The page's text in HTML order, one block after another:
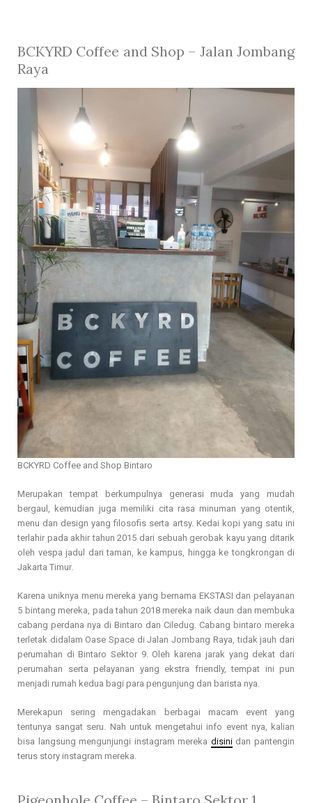
BCKYRD Coffee and Shop – Jalan Jombang
Raya
BCKYRD Coffee and Shop Bintaro
Merupakan tempat berkumpulnya generasi muda yang mudah
bergaul, kemudian juga memiliki cita rasa minuman yang otentik,
menu dan design yang filosofis serta artsy. Kedai kopi yang satu ini
terlahir pada akhir tahun 2015 dari sebuah gerobak kayu yang ditarik
oleh vespa jadul dari taman, ke kampus, hingga ke tongkrongan di
Jakarta Timur.
Karena uniknya menu mereka yang bernama EKSTASI dan pelayanan
5 bintang mereka, pada tahun 2018 mereka naik daun dan membuka
cabang perdana nya di Bintaro dan Ciledug. Cabang bintaro mereka
terletak didalam Oase Space di Jalan Jombang Raya, tidak jauh dari
perumahan di Bintaro Sektor 9. Oleh karena jarak yang dekat dari
perumahan serta pelayanan yang ekstra friendly, tempat ini pun
menjadi rumah kedua bagi para pengunjung dan barista nya.
Merekapun sering mengadakan berbagai macam event yang
tentunya sangat seru. Nah untuk mengetahui info event nya, kalian
bisa langsung mengunjungi instagram mereka disinidan pantengin
terus story instagram mereka.